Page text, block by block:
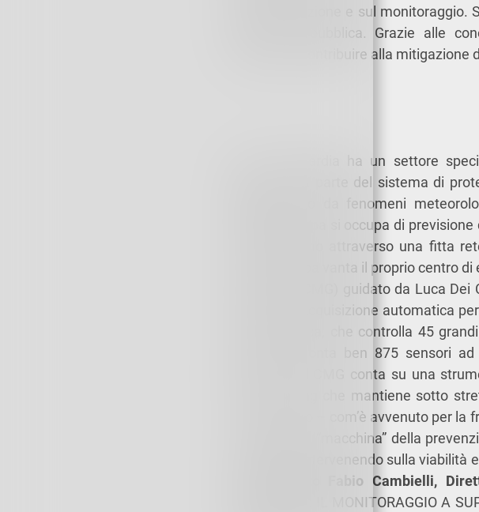
sulla prevenzione e sul
all’opinione pubblica. Grazie alle
possuamo contribuire alla mitigazione
“Arpa Lombardia ha un settore
Pastore. Fa parte del sistema di
idrogeologico da fenomeni
valanghe. Arpa si occupa di
li determinano attraverso una fitta
contesto Arpa vanta il proprio centro
Geologico (CMG) guidato da Luca
sensori ad acquisizione automatica
rete geologica, che controlla 45
lombarde, conta ben 875 sensori
dati/anno. Il CMG conta su una
early warning che mantiene sotto
consentendo – com’è avvenuto per
in anticipo la “macchina” della
imminenti, intervenendo sulla viabilità
ha dichiarato Fabio Cambielli,
Conferenza : IL MONITORAGGIO A